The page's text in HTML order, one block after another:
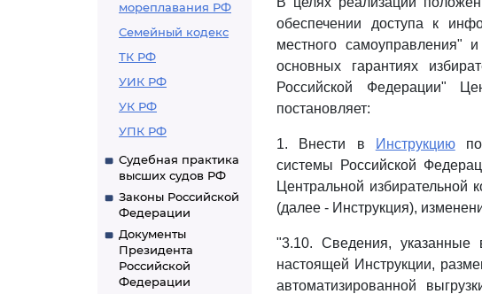
мореплавания РФ
Семейный кодекс
ТК РФ
УИК РФ
УК РФ
УПК РФ
Судебная практика
высших судов РФ
Законы Российской
Федерации
Документы
Президента
Российской
Федерации
обеспечении доступа к
местного самоуправления"
основных гарантиях
Российской Федерации"
постановляет:
1. Внести в Инструкциюпо
системы Российской
Центральной избирательной
(далее - Инструкция),
"3.10. Сведения,
настоящей Инструкции,
автоматизированной